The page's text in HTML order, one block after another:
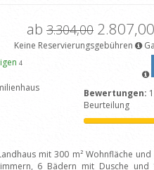
ab 3.304,00
Keine Reservierungsgebühren
4
Bewertungen:
Beurteilung
mit 300 m² Wohnfläche
6 Bädern mit Dusche und